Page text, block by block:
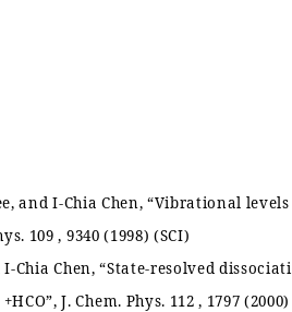
and I-Chia Chen, “Vibrational
109 , 9340 (1998) (SCI)
I-Chia Chen,“State-resolved
”, J. Chem. Phys. 112 , 1797